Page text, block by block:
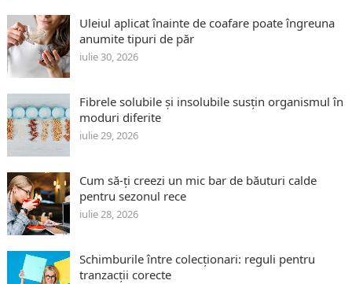
Uleiul aplicat înainte de coafare poate îngreuna
anumite tipuri de păr
iulie 30, 2026
Fibrele solubile și insolubile susțin organismul în
moduri diferite
iulie 29, 2026
Cum să-ți creezi un mic bar de băuturi calde
pentru sezonul rece
iulie 28, 2026
Schimburile între colecționari: reguli pentru
tranzacții corecte